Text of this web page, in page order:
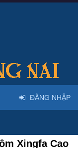
Xingfa Cao
ĐĂNG NHẬP